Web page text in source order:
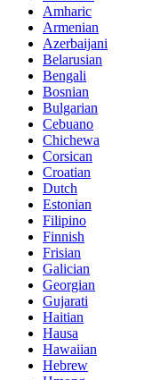
Amharic
Armenian
Azerbaijani
Belarusian
Bengali
Bosnian
Bulgarian
Cebuano
Chichewa
Corsican
Croatian
Dutch
Estonian
Filipino
Finnish
Frisian
Galician
Georgian
Gujarati
Haitian
Hausa
Hawaiian
Hebrew